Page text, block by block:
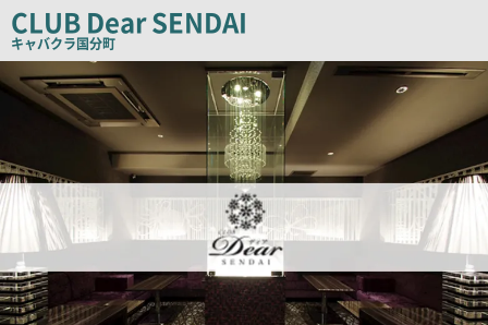
コ
ピ
ー
CLUB Dear SENDAI
キャバクラ国分町
店
舗
PR